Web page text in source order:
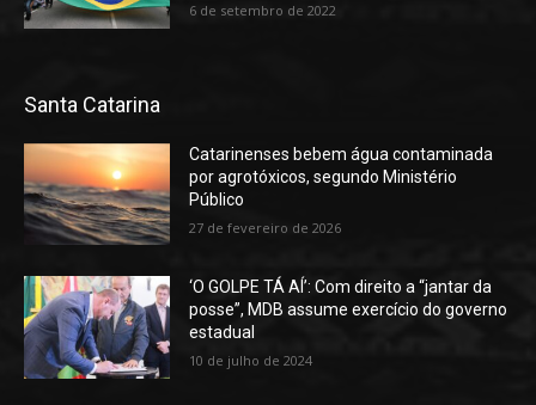
6 de setembro de 2022
Santa Catarina
Catarinenses bebem água contaminada
por agrotóxicos, segundo Ministério
Público
27 de fevereiro de 2026
‘O GOLPE TÁ AÍ’: Com direito a “jantar da
posse”, MDB assume exercício do governo
estadual
10 de julho de 2024